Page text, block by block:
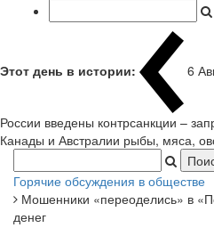
Этот день в истории: 6
России введены контрсанкции –
Канады и Австралии рыбы, мяса,
Горячие обсуждения в обществе
Мошенники «переоделись» в
денег